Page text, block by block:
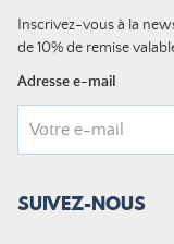
Inscrivez-vous à la
de 10% de remise
Adresse e-mail
SUIVEZ-NOUS